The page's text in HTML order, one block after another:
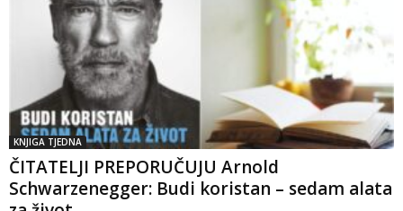
KNJIGA TJEDNA
ČITATELJI PREPORUČUJU Arnold
Schwarzenegger: Budi koristan – sedam alata